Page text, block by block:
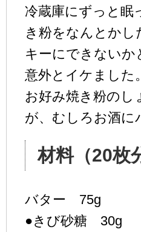
冷蔵庫にずっと眠
き粉をなんとかし
キーにできないか
意外とイケました。
お好み焼き粉のし
が、むしろお酒に
材料（20枚
バター 75g
●きび砂糖 30g